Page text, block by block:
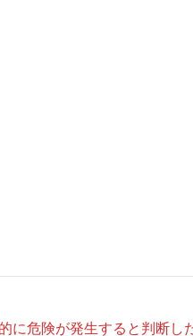
に危険が発生すると判断し